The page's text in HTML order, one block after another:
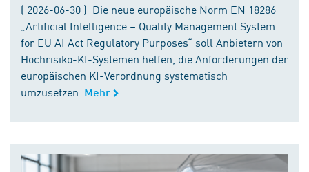
( 2026-06-30 ) Die neue europäische Norm EN 18286
„Artificial Intelligence – Quality Management System
for EU AI Act Regulatory Purposes“ soll Anbietern von
Hochrisiko-KI-Systemen helfen, die Anforderungen der
europäischen KI-Verordnung systematisch
umzusetzen. Mehr